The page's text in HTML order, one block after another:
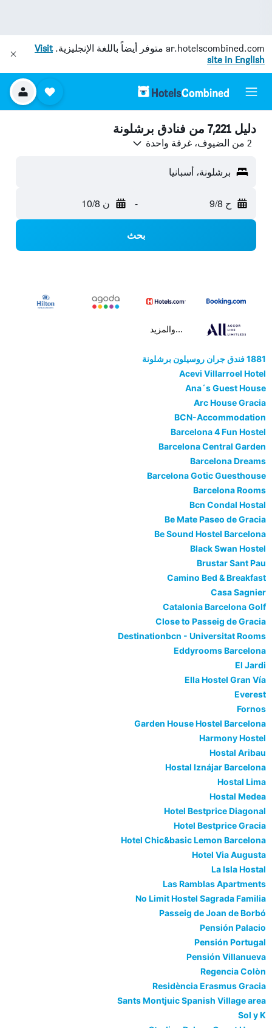
ar.hotelscombined.com متوفر أيضاً باللغة الإنجليزية.Visit
site in English
دليل 7,221 من فنادق برشلونة
2 من الضيوف، غرفة واحدة
برشلونة، أسبانيا
ح 9/8 - ن 10/8
بحث
...والمزيد
1881 فندق جران روسيلون برشلونة
Acevi Villarroel Hotel
Ana´s Guest House
Arc House Gracia
BCN-Accommodation
Barcelona 4 Fun Hostel
Barcelona Central Garden
Barcelona Dreams
Barcelona Gotic Guesthouse
Barcelona Rooms
Bcn Condal Hostal
Be Mate Paseo de Gracia
Be Sound Hostel Barcelona
Black Swan Hostel
Brustar Sant Pau
Camino Bed & Breakfast
Casa Sagnier
Catalonia Barcelona Golf
Close to Passeig de Gracia
Destinationbcn - Universitat Rooms
Eddyrooms Barcelona
El Jardi
Ella Hostel Gran Vía
Everest
Fornos
Garden House Hostel Barcelona
Harmony Hostel
Hostal Aribau
Hostal Iznájar Barcelona
Hostal Lima
Hostal Medea
Hotel Bestprice Diagonal
Hotel Bestprice Gracia
Hotel Chic&basic Lemon Barcelona
Hotel Via Augusta
La Isla Hostal
Las Ramblas Apartments
No Limit Hostel Sagrada Familia
Passeig de Joan de Borbó
Pensión Palacio
Pensión Portugal
Pensión Villanueva
Regencia Colòn
Residència Erasmus Gracia
Sants Montjuic Spanish Village area
Sol y K